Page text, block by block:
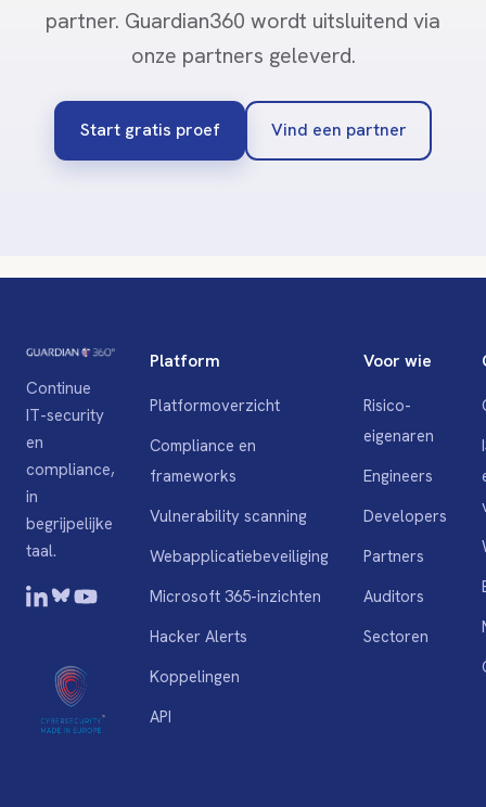
partner. Guardian360 wordt uitsluitend via
onze partners geleverd.
Start gratis proef Vind een partner
Continue
IT-security
en
compliance,
in
begrijpelijke
taal.
Platform
Platformoverzicht
Compliance en
frameworks
Vulnerability scanning
Webapplicatiebeveiliging
Microsoft 365-inzichten
Hacker Alerts
Koppelingen
API
Voor wie
Risico-
eigenaren
Engineers
Developers
Partners
Auditors
Sectoren